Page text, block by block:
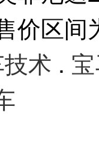
价区
术 .